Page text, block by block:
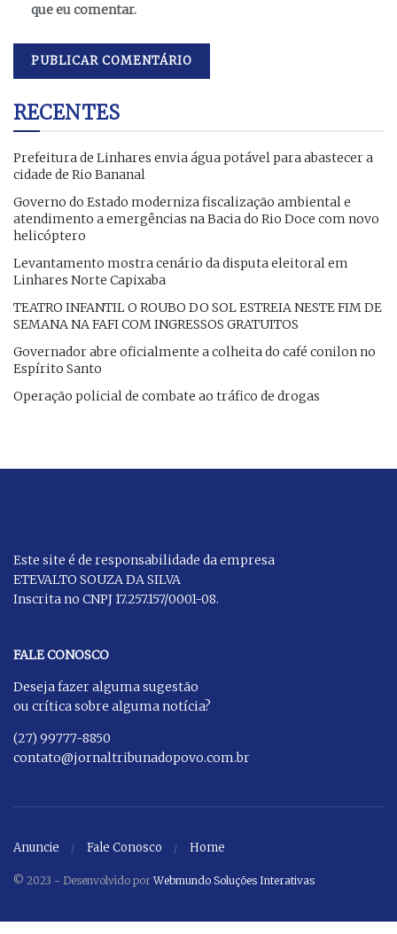
que eu comentar.
RECENTES
Prefeitura de Linhares envia água potável para abastecer a
cidade de Rio Bananal
Governo do Estado moderniza fiscalização ambiental e
atendimento a emergências na Bacia do Rio Doce com novo
helicóptero
Levantamento mostra cenário da disputa eleitoral em
Linhares Norte Capixaba
TEATRO INFANTIL O ROUBO DO SOL ESTREIA NESTE FIM DE
SEMANA NA FAFI COM INGRESSOS GRATUITOS
Governador abre oficialmente a colheita do café conilon no
Espírito Santo
Operação policial de combate ao tráfico de drogas
Este site é de responsabilidade da empresa
ETEVALTO SOUZA DA SILVA
Inscrita no CNPJ 17.257.157/0001-08.
FALE CONOSCO
Deseja fazer alguma sugestão
ou crítica sobre alguma notícia?
(27) 99777-8850
contato@jornaltribunadopovo.com.br
Anuncie Fale Conosco Home
© 2023 - Desenvolvido porWebmundo Soluções Interativas